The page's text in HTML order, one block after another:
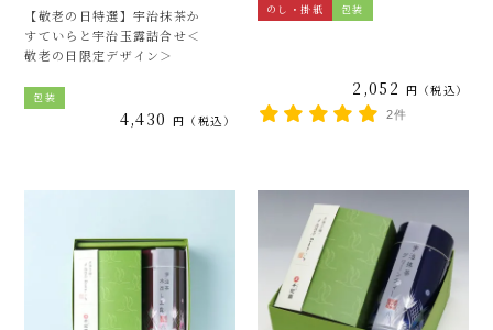
【敬老の日特選】宇治抹茶か
すていらと宇治玉露詰合せ＜
敬老の日限定デザイン＞
包装
4,430 税込
のし・掛紙 包装
2,052 税込
2件